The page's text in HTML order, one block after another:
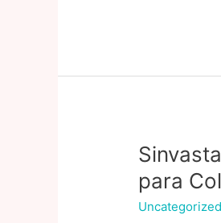
para
Uncategorized